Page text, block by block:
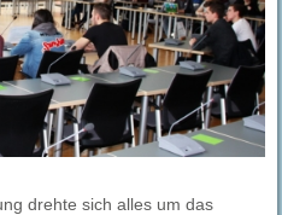
drehte sich alles um das